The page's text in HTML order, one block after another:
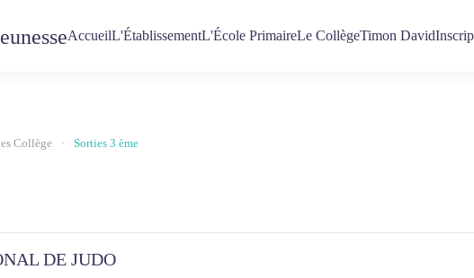
AccueilL'ÉtablissementL'École PrimaireLe CollègeTimon David
Collège Sorties 3 ème
DE JUDO